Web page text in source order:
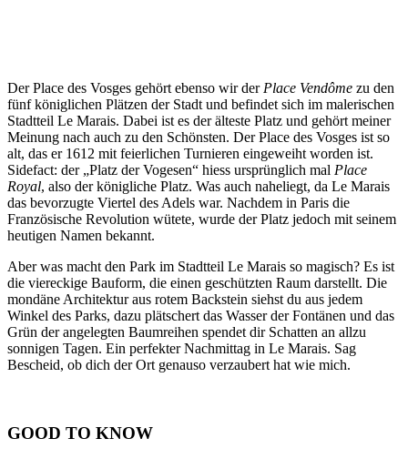
Der Place des Vosges gehört ebenso wir der Place Vendôme zu den
fünf königlichen Plätzen der Stadt und befindet sich im malerischen
Stadtteil Le Marais. Dabei ist es der älteste Platz und gehört meiner
Meinung nach auch zu den Schönsten. Der Place des Vosges ist so
alt, das er 1612 mit feierlichen Turnieren eingeweiht worden ist.
Sidefact: der „Platz der Vogesen“ hiess ursprünglich mal Place
Royal, also der königliche Platz. Was auch naheliegt, da Le Marais
das bevorzugte Viertel des Adels war. Nachdem in Paris die
Französische Revolution wütete, wurde der Platz jedoch mit seinem
heutigen Namen bekannt.
Aber was macht den Park im Stadtteil Le Marais so magisch? Es ist
die viereckige Bauform, die einen geschützten Raum darstellt. Die
mondäne Architektur aus rotem Backstein siehst du aus jedem
Winkel des Parks, dazu plätschert das Wasser der Fontänen und das
Grün der angelegten Baumreihen spendet dir Schatten an allzu
sonnigen Tagen. Ein perfekter Nachmittag in Le Marais. Sag
Bescheid, ob dich der Ort genauso verzaubert hat wie mich.
GOOD TO KNOW